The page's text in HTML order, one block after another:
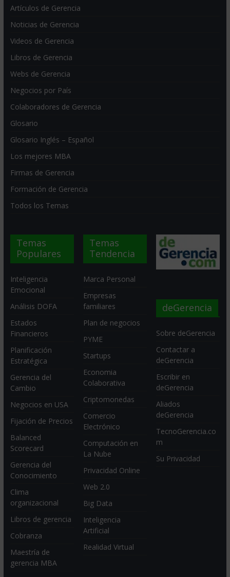
Artículos de Gerencia
Noticias de Gerencia
Videos de Gerencia
Libros de Gerencia
Webs de Gerencia
Negocios por País
Colaboradores de Gerencia
Glosario
Glosario Inglés – Español
Los mejores MBA
Firmas de Gerencia
Formación de Gerencia
Todos los Temas
Temas
Populares
Inteligencia
Emocional
Análisis DOFA
Estados
Financieros
Planificación
Estratégica
Gerencia del
Cambio
Negocios en USA
Fijación de Precios
Balanced
Scorecard
Gerencia del
Conocimiento
Clima
organizacional
Libros de gerencia
Cobranza
Maestría de
gerencia MBA
Temas
Tendencia
Marca Personal
Empresas
familiares
Plan de negocios
PYME
Startups
Economia
Colaborativa
Criptomonedas
Comercio
Electrónico
Computación en
La Nube
Privacidad Online
Web 2.0
Big Data
Inteligencia
Artificial
Realidad Virtual
deGerencia
Sobre deGerencia
Contactar a
deGerencia
Escribir en
deGerencia
Aliados
deGerencia
TecnoGerencia.co
m
Su Privacidad